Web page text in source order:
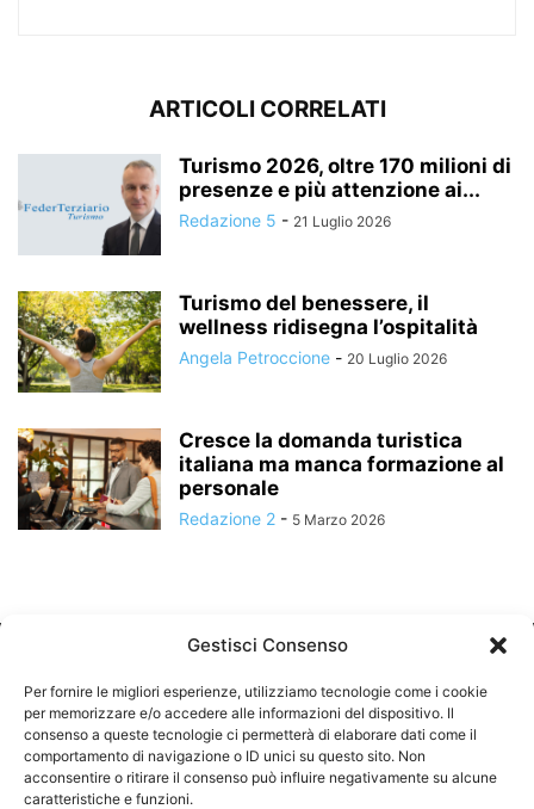
ARTICOLI CORRELATI
Turismo 2026, oltre 170 milioni di
presenze e più attenzione ai...
Redazione 5 - 21 Luglio 2026
Turismo del benessere, il
wellness ridisegna l’ospitalità
Angela Petroccione - 20 Luglio 2026
Cresce la domanda turistica
italiana ma manca formazione al
personale
Redazione 2 - 5 Marzo 2026
CHI SIAMO
Gestisci Consenso
Per fornire le migliori esperienze, utilizziamo tecnologie come i cookie
per memorizzare e/o accedere alle informazioni del dispositivo. Il
consenso a queste tecnologie ci permetterà di elaborare dati come il
comportamento di navigazione o ID unici su questo sito. Non
acconsentire o ritirare il consenso può influire negativamente su alcune
caratteristiche e funzioni.